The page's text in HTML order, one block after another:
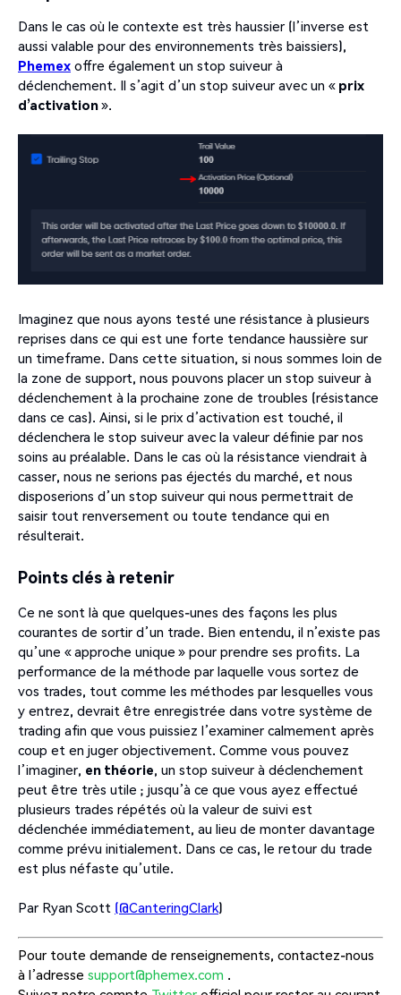
Dans le cas où le contexte est très haussier (l’inverse est
aussi valable pour des environnements très baissiers),
Phemex offre également un stop suiveur à
déclenchement. Il s’agit d’un stop suiveur avec un « prix
d’activation».
Imaginez que nous ayons testé une résistance à plusieurs
reprises dans ce qui est une forte tendance haussière sur
un timeframe. Dans cette situation, si nous sommes loin de
la zone de support, nous pouvons placer un stop suiveur à
déclenchement à la prochaine zone de troubles (résistance
dans ce cas). Ainsi, si le prix d’activation est touché, il
déclenchera le stop suiveur avec la valeur définie par nos
soins au préalable. Dans le cas où la résistance viendrait à
casser, nous ne serions pas éjectés du marché, et nous
disposerions d’un stop suiveur qui nous permettrait de
saisir tout renversement ou toute tendance qui en
résulterait.
Points clés à retenir
Ce ne sont là que quelques-unes des façons les plus
courantes de sortir d’un trade. Bien entendu, il n’existe pas
qu’une « approche unique » pour prendre ses profits. La
performance de la méthode par laquelle vous sortez de
vos trades, tout comme les méthodes par lesquelles vous
y entrez, devrait être enregistrée dans votre système de
trading afin que vous puissiez l’examiner calmement après
coup et en juger objectivement. Comme vous pouvez
l’imaginer, en théorie, un stop suiveur à déclenchement
peut être très utile ; jusqu’à ce que vous ayez effectué
plusieurs trades répétés où la valeur de suivi est
déclenchée immédiatement, au lieu de monter davantage
comme prévu initialement. Dans ce cas, le retour du trade
est plus néfaste qu’utile.
Par Ryan Scott (@CanteringClark)
Pour toute demande de renseignements, contactez-nous
à l’adresse support@phemex.com .